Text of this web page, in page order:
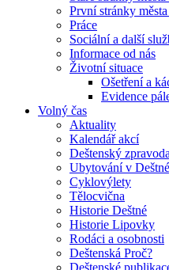
První stránky
Práce
Sociální a další
Informace od nás
Životní situace
Ošetření a
Evidence
Volný čas
Aktuality
Kalendář akcí
Deštenský
Ubytování v
Cyklovýlety
Tělocvična
Historie Deštné
Historie Lipovky
Rodáci a osobnosti
Deštenská Proč?
Deštenské